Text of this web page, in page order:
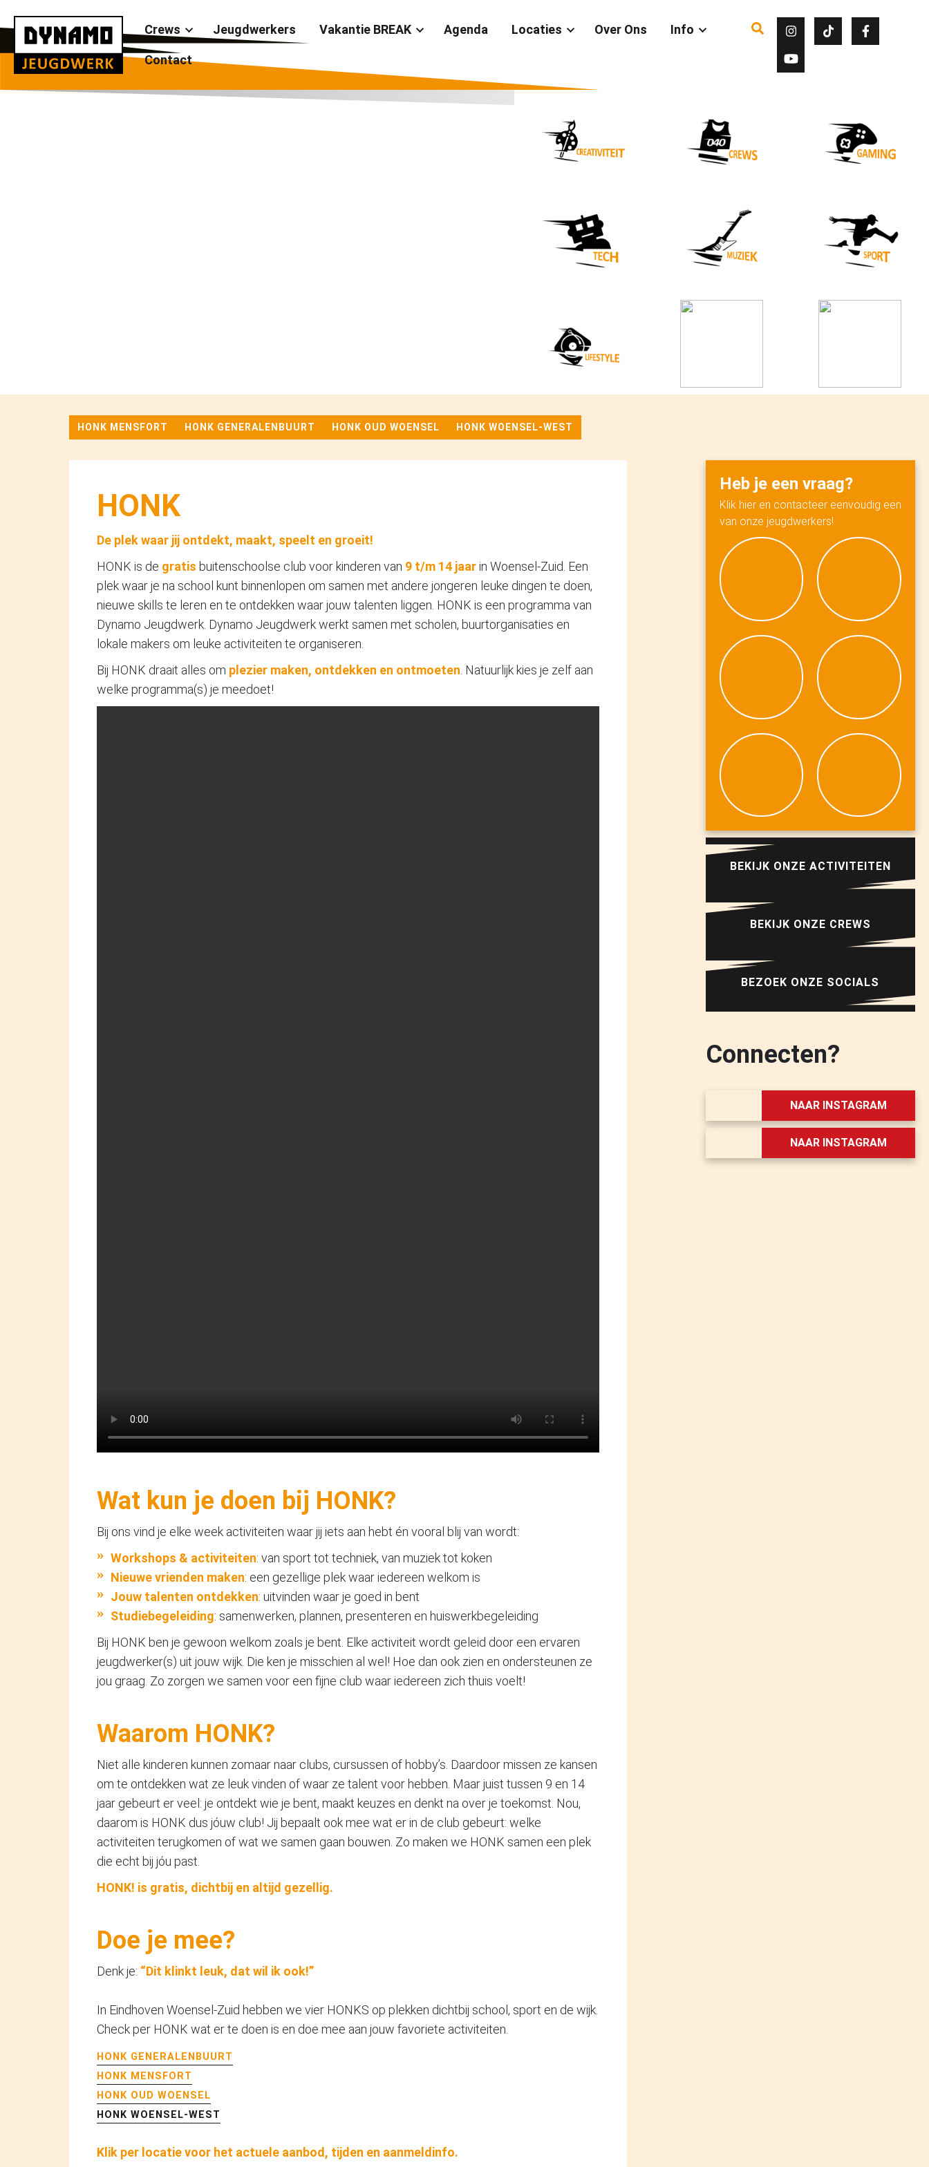
Crews Jeugdwerkers Vakantie BREAK Agenda Locaties Over Ons Info
Contact
HONK MENSFORT HONK GENERALENBUURT HONK OUD WOENSEL HONK WOENSEL-WEST
HONK
De plek waar jij ontdekt, maakt, speelt en groeit!
HONK is de gratis buitenschoolse club voor kinderen van 9 t/m 14 jaarin Woensel-Zuid. Een
plek waar je na school kunt binnenlopen om samen met andere jongeren leuke dingen te doen,
nieuwe skills te leren en te ontdekken waar jouw talenten liggen. HONK is een programma van
Dynamo Jeugdwerk. Dynamo Jeugdwerk werkt samen met scholen, buurtorganisaties en
lokale makers om leuke activiteiten te organiseren.
Bij HONK draait alles om plezier maken, ontdekken en ontmoeten . Natuurlijk kies je zelf aan
welke programma(s) je meedoet!
Wat kun je doen bij HONK?
Bij ons vind je elke week activiteiten waar jij iets aan hebt én vooral blij van wordt:
Workshops & activiteiten: van sport tot techniek, van muziek tot koken
Nieuwe vrienden maken: een gezellige plek waar iedereen welkom is
Jouw talenten ontdekken: uitvinden waar je goed in bent
Studiebegeleiding: samenwerken, plannen, presenteren en huiswerkbegeleiding
Bij HONK ben je gewoon welkom zoals je bent. Elke activiteit wordt geleid door een ervaren
jeugdwerker(s) uit jouw wijk. Die ken je misschien al wel! Hoe dan ook zien en ondersteunen ze
jou graag. Zo zorgen we samen voor een fijne club waar iedereen zich thuis voelt!
Waarom HONK?
Niet alle kinderen kunnen zomaar naar clubs, cursussen of hobby’s. Daardoor missen ze kansen
om te ontdekken wat ze leuk vinden of waar ze talent voor hebben. Maar juist tussen 9 en 14
jaar gebeurt er veel: je ontdekt wie je bent, maakt keuzes en denkt na over je toekomst. Nou,
daarom is HONK dus jóuw club! Jij bepaalt ook mee wat er in de club gebeurt: welke
activiteiten terugkomen of wat we samen gaan bouwen. Zo maken we HONK samen een plek
die echt bij jóu past.
HONK! is gratis, dichtbij en altijd gezellig.
Doe je mee?
Denk je: “Dit klinkt leuk, dat wil ik ook!”
In Eindhoven Woensel-Zuid hebben we vier HONKS op plekken dichtbij school, sport en de wijk.
Check per HONK wat er te doen is en doe mee aan jouw favoriete activiteiten.
HONK GENERALENBUURT
HONK MENSFORT
HONK OUD WOENSEL
HONK WOENSEL-WEST
Klik per locatie voor het actuele aanbod, tijden en aanmeldinfo.
Heb je een vraag?
Klik hier en contacteer eenvoudig een
van onze jeugdwerkers!
BEKIJK ONZE ACTIVITEITEN
BEKIJK ONZE CREWS
BEZOEK ONZE SOCIALS
Connecten?
NAAR INSTAGRAM
NAAR INSTAGRAM